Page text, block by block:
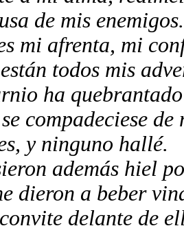
de mis enemigos.
mi afrenta, mi
todos mis
ha
compadeciese
y ninguno hallé.
además hiel
dieron a beber
delante de